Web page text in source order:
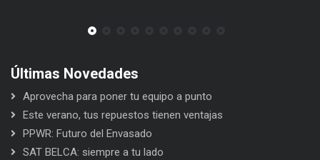
Últimas Novedades
Aprovecha para poner tu equipo a punto
Este verano, tus repuestos tienen ventajas
PPWR: Futuro del Envasado
SAT BELCA: siempre a tu lado